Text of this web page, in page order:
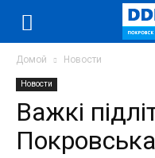
Домой Новости
Новости
Важкі